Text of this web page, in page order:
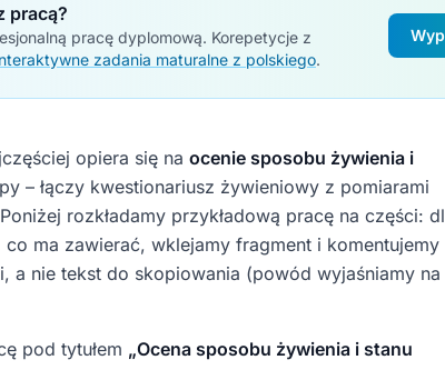
pracą?
pracę dyplomową. Korepetycje z
zadania maturalne z polskiego.
opiera się na ocenie sposobu żywienia i
– łączy kwestionariusz żywieniowy z pomiarami
rozkładamy przykładową pracę na części:
co ma zawierać, wklejamy fragment i komentujemy
a nie tekst do skopiowania (powód wyjaśniamy na
pod tytułem „Ocena sposobu żywienia i stanu